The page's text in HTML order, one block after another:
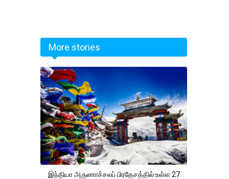
More stories
இந்தியா அருணாச்சலப் பிரதேசத்தில் உள்ள 27